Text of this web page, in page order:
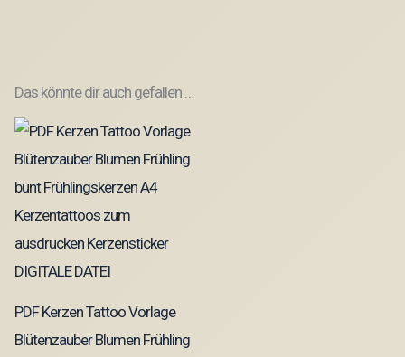
Das könnte dir auch gefallen …
PDF Kerzen Tattoo Vorlage
Blütenzauber Blumen Frühling